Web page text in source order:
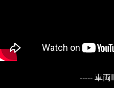
----- 車両